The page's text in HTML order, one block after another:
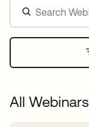
All Webinars